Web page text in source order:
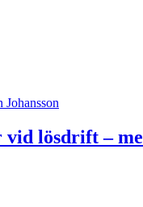
Johansson
lösdrift –